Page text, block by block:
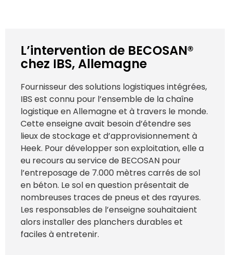
L’intervention de BECOSAN®
chez IBS, Allemagne
Fournisseur des solutions logistiques intégrées,
IBS est connu pour l’ensemble de la chaîne
logistique en Allemagne et à travers le monde.
Cette enseigne avait besoin d’étendre ses
lieux de stockage et d’approvisionnement à
Heek. Pour développer son exploitation, elle a
eu recours au service de BECOSAN pour
l’entreposage de 7.000 mètres carrés de sol
en béton. Le sol en question présentait de
nombreuses traces de pneus et des rayures.
Les responsables de l’enseigne souhaitaient
alors installer des planchers durables et
faciles à entretenir.